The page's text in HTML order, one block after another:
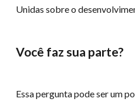
Unidas sobre o
Você faz sua parte?
Essa pergunta pode ser um